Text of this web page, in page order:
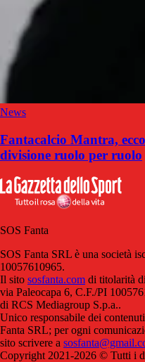
News
Fantacalcio Mantra,
divisione ruolo per ruolo
SOS Fanta
SOS Fanta SRL è una società
10057610965.
Il sito sosfanta.com di titolarità
via Paleocapa 6, C.F./PI
di RCS Mediagroup S.p.a..
Unico responsabile dei
Fanta SRL; per ogni
sito scrivere a
Copyright 2021-2026 © Tutti i